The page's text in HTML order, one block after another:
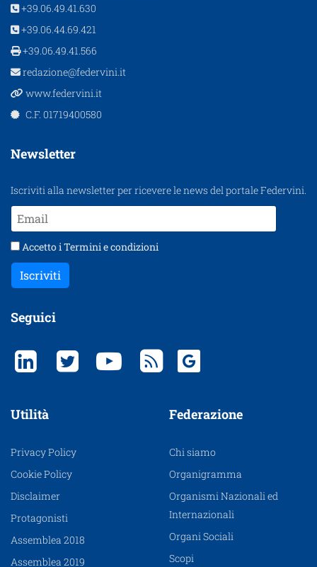
+39.06.49.41.630
+39.06.44.69.421
+39.06.49.41.566
redazione@federvini.it
www.federvini.it
C.F. 01719400580
Newsletter
Iscriviti alla newsletter per ricevere le news del portale Federvini.
Accetto i Termini e condizioni
Iscriviti
Seguici
Utilità
Privacy Policy
Cookie Policy
Disclaimer
Protagonisti
Assemblea 2018
Assemblea 2019
Federazione
Chi siamo
Organigramma
Organismi Nazionali ed
Internazionali
Organi Sociali
Scopi